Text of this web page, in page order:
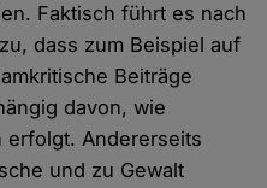
Faktisch führt es nach
dass zum Beispiel auf
Beiträge
davon, wie
erfolgt. Andererseits
und zu Gewalt